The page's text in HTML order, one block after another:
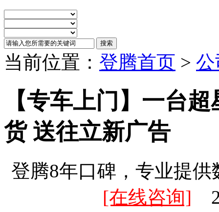
当前位置： 登腾首页 >
【专车上门】一台
货 送往立新广告
登腾8年口碑，专业提
[在线咨询]